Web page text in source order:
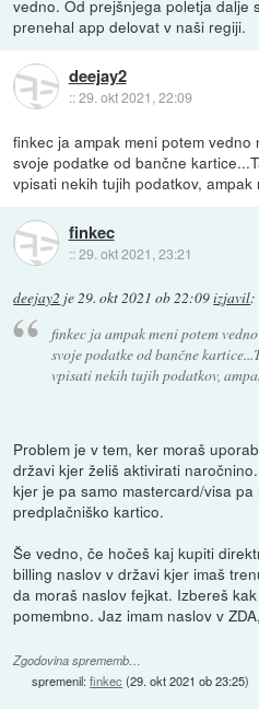
vedno. Od prejšnjega poletja dalje
prenehal app delovat v naši regiji.
deejay2
::29. okt 2021, 22:09
finkec ja ampak meni potem
svoje podatke od bančne
vpisati nekih tujih podatkov,
finkec
::29. okt 2021, 23:21
deejay2 je 29. okt 2021 ob 22:09izjavil:
finkec ja ampak meni potem
svoje podatke od bančne
vpisati nekih tujih podatkov,
Problem je v tem, ker moraš
državi kjer želiš aktivirati
kjer je pa samo mastercard/visa
predplačniško kartico.
Še vedno, če hočeš kaj kupiti
billing naslov v državi kjer imaš
da moraš naslov fejkat. Izbereš
pomembno. Jaz imam naslov v
Zgodovina sprememb…
spremenil:finkec (29. okt 2021 ob 23:25)